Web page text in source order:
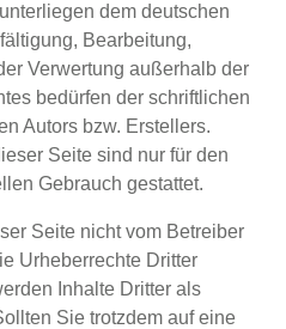
dem deutschen
Bearbeitung,
Verwertung außerhalb der
bedürfen der schriftlichen
Autors bzw. Erstellers.
Seite sind nur für den
Gebrauch gestattet.
Seite nicht vom Betreiber
Urheberrechte Dritter
Inhalte Dritter als
Sie trotzdem auf eine